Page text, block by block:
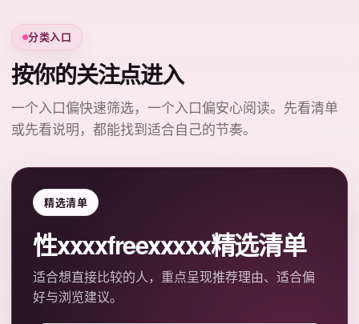
分类入口
按你的关注点进入
一个入口偏快速筛选，一个入口偏安心阅读。先看清单
或先看说明，都能找到适合自己的节奏。
精选清单
性xxxxfreexxxxx精选清单
适合想直接比较的人，重点呈现推荐理由、适合偏
好与浏览建议。